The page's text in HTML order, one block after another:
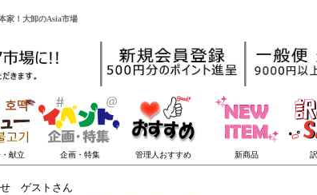
家！大卸のAsia市場
せ ゲストさん